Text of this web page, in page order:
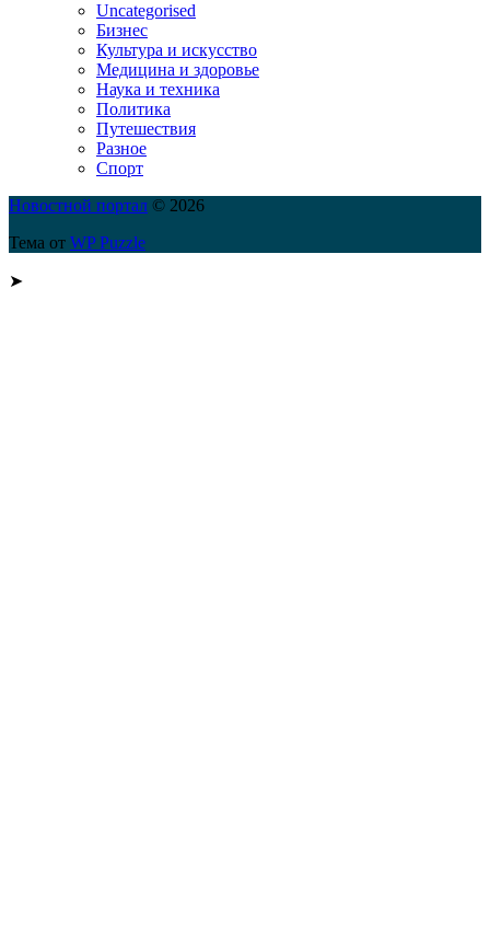
Uncategorised
Бизнес
Культура и искусство
Медицина и здоровье
Наука и техника
Политика
Путешествия
Разное
Спорт
Новостной портал © 2026
Тема от WP Puzzle
➤